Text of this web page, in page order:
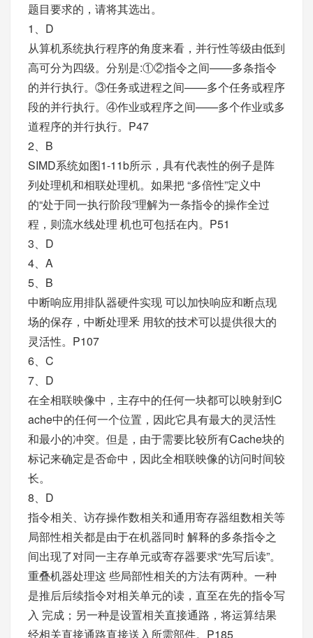
题目要求的，请将其选出。
1、D
从算机系统执行程序的角度来看，并行性等级由低到
高可分为四级。分别是:①②指令之间——多条指令
的并行执行。③任务或进程之间——多个任务或程序
段的并行执行。④作业或程序之间——多个作业或多
道程序的并行执行。P47
2、B
SIMD系统如图1-11b所示，具有代表性的例子是阵
列处理机和相联处理机。如果把 “多倍性”定义中
的“处于同一执行阶段”理解为一条指令的操作全过
程，则流水线处理 机也可包括在内。P51
3、D
4、A
5、B
中断响应用排队器硬件实现 可以加快响应和断点现
场的保存，中断处理釆 用软的技术可以提供很大的
灵活性。P107
6、C
7、D
在全相联映像中，主存中的任何一块都可以映射到C
ache中的任何一个位置，因此它具有最大的灵活性
和最小的冲突。但是，由于需要比较所有Cache块的
标记来确定是否命中，因此全相联映像的访问时间较
长。
8、D
指令相关、访存操作数相关和通用寄存器组数相关等
局部性相关都是由于在机器同时 解释的多条指令之
间出现了对同一主存单元或寄存器要求“先写后读”。
重叠机器处理这 些局部性相关的方法有两种。一种
是推后后续指令对相关单元的读，直至在先的指令写
入 完成；另一种是设置相关直接通路，将运算结果
经相关直接通路直接送入所需部件。P185